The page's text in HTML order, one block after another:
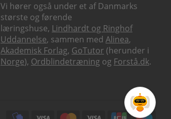
Vi hører også under et af Danmarks
største og førende
læringshuse, Lindhardt og Ringhof
Uddannelse, sammen med Alinea,
Akademisk Forlag, GoTutor (herunder i
Norge), Ordblindetræning og Forstå.dk.
Subfooter